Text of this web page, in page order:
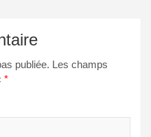
publiée. Les champs
*